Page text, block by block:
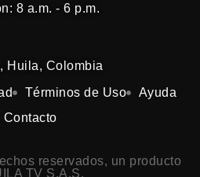
8 a.m. - 6 p.m.
Huila, Colombia
Términos de Uso
Ayuda
Contacto
reservados, un producto
TV S.A.S.